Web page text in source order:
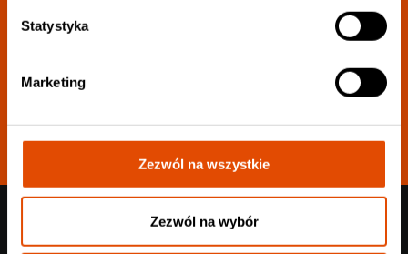
Statystyka
Marketing
Zezwól na wszystkie
Zezwól na wybór
Wyślij
DOFINANSOWANIE Z POBREXITOWEJ REZERWY
DOSTAWCZEJ